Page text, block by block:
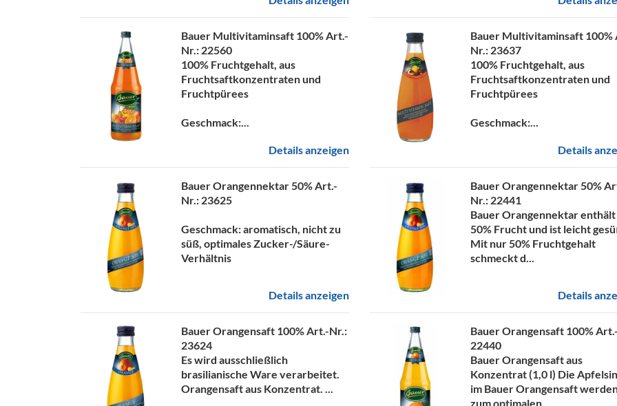
Bauer Multivitaminsaft 100%Art.-
Nr.: 22560
100% Fruchtgehalt, aus
Fruchtsaftkonzentraten und
Fruchtpürees
Geschmack:...
Details anzeigen
Bauer Multivitaminsaft 100%
Nr.: 23637
100% Fruchtgehalt, aus
Fruchtsaftkonzentraten und
Fruchtpürees
Geschmack:...
Details
Bauer Orangennektar 50%Art.-
Nr.: 23625
Geschmack:aromatisch, nicht zu
süß, optimales Zucker-/Säure-
Verhältnis
Details anzeigen
Bauer Orangennektar 50%
Nr.: 22441
Bauer Orangennektar enthält
50% Frucht und ist leicht
Mit nur 50% Fruchtgehalt
schmeckt d...
Details
Bauer Orangensaft 100%Art.-Nr.:
23624
Es wird ausschließlich
brasilianische Ware verarbeitet.
Orangensaft aus Konzentrat. ​ ...
Bauer Orangensaft 100%
22440
Bauer Orangensaft aus
Konzentrat (1,0 l) Die
im Bauer Orangensaft
zum optimalen...